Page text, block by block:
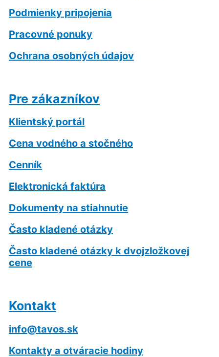
Podmienky pripojenia
Pracovné ponuky
Ochrana osobných údajov
Pre zákazníkov
Klientský portál
Cena vodného a stočného
Cenník
Elektronická faktúra
Dokumenty na stiahnutie
Často kladené otázky
Často kladené otázky k dvojzložkovej
cene
Kontakt
info@tavos.sk
Kontakty a otváracie hodiny